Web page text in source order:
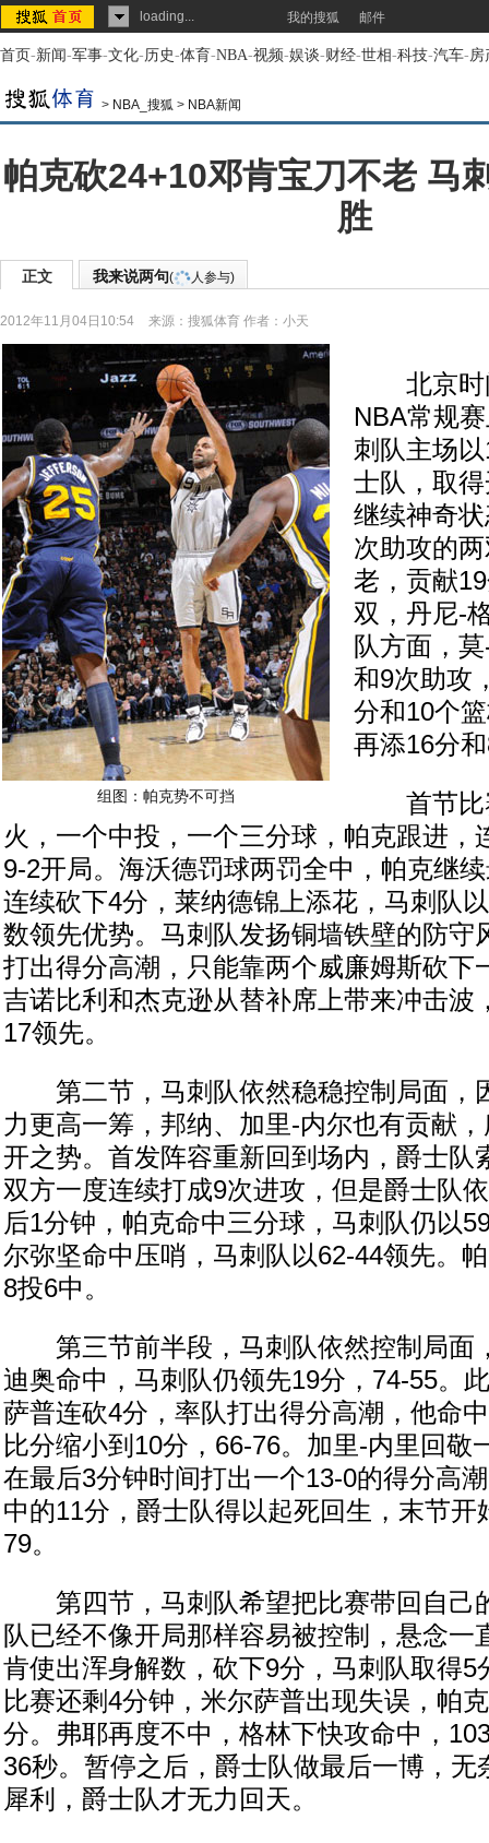
loading... 我的搜狐 邮件
首页-新闻-军事-文化-历史-体育-NBA-视频-娱谈-财经-世相-科技-汽车-房
> NBA_搜狐 > NBA新闻
帕克砍24+10邓肯宝刀不老 马
胜
正文 我来说两句( 人参与)
2012年11月04日10:54 来源： 搜狐体育 作者：小天
组图：帕克势不可挡
北京时
NBA常规
刺队主场
士队，取
继续神奇
次助攻的
老，贡献
双，丹尼-
队方面，
和9次助攻
分和10个
再添16分
首节比
火，一个中投，一个三分球，帕克跟进，
9-2开局。海沃德罚球两罚全中，帕克继
连续砍下4分，莱纳德锦上添花，马刺队
数领先优势。马刺队发扬铜墙铁壁的防守
打出得分高潮，只能靠两个威廉姆斯砍下
吉诺比利和杰克逊从替补席上带来冲击波
17领先。
第二节，马刺队依然稳稳控制局面，
力更高一筹，邦纳、加里-内尔也有贡献
开之势。首发阵容重新回到场内，爵士队
双方一度连续打成9次进攻，但是爵士队
后1分钟，帕克命中三分球，马刺队仍以
尔弥坚命中压哨，马刺队以62-44领先。
8投6中。
第三节前半段，马刺队依然控制局面
迪奥命中，马刺队仍领先19分，74-55。
萨普连砍4分，率队打出得分高潮，他命
比分缩小到10分，66-76。加里-内里回敬
在最后3分钟时间打出一个13-0的得分高
中的11分，爵士队得以起死回生，末节开
79。
第四节，马刺队希望把比赛带回自己
队已经不像开局那样容易被控制，悬念一
肯使出浑身解数，砍下9分，马刺队取得5
比赛还剩4分钟，米尔萨普出现失误，帕
分。弗耶再度不中，格林下快攻命中，
36秒。暂停之后，爵士队做最后一博，无
犀利，爵士队才无力回天。